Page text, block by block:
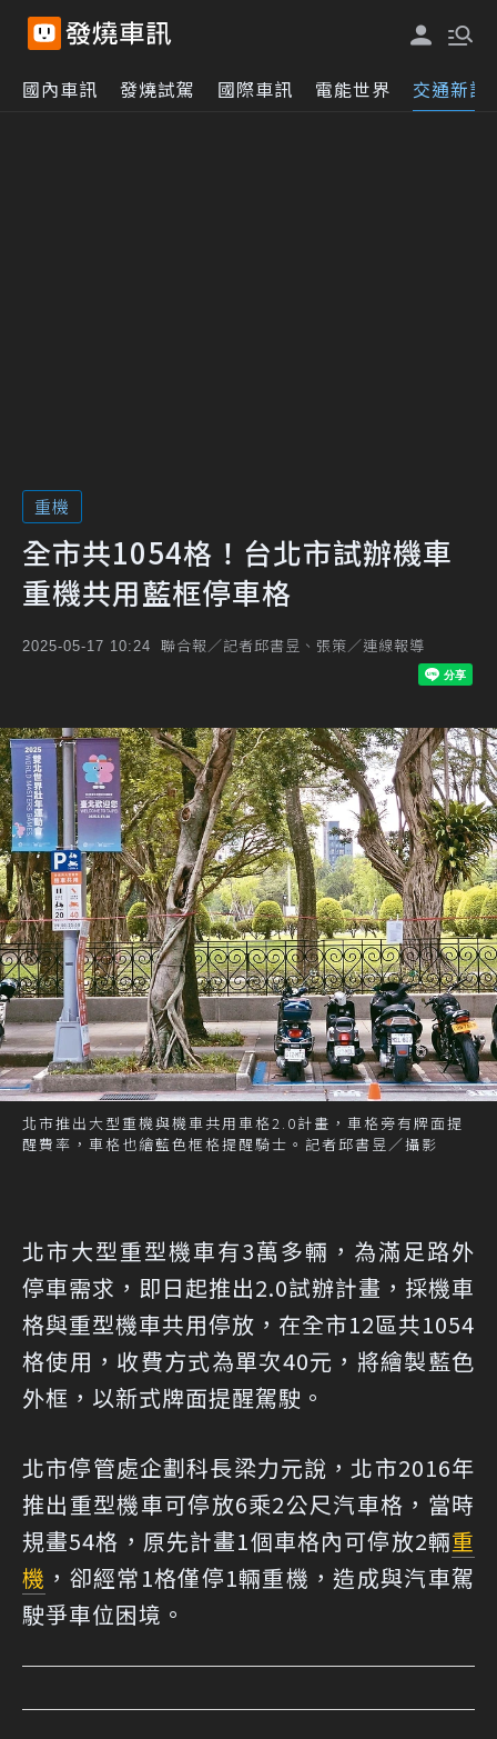
國內車訊 發燒試駕 國際車訊 電能世界 交通新訊
重機
全市共1054格！台北市試辦機車
重機共用藍框停車格
2025-05-17 10:24 聯合報／記者邱書昱、張策／連線報導
北市推出大型重機與機車共用車格2.0計畫，車格旁有牌面提
醒費率，車格也繪藍色框格提醒騎士。記者邱書昱／攝影
北市大型重型機車有3萬多輛，為滿足路外
停車需求，即日起推出2.0試辦計畫，採機車
格與重型機車共用停放，在全市12區共1054
格使用，收費方式為單次40元，將繪製藍色
外框，以新式牌面提醒駕駛。
北市停管處企劃科長梁力元說，北市2016年
推出重型機車可停放6乘2公尺汽車格，當時
規畫54格，原先計畫1個車格內可停放2輛重
機 ，卻經常1格僅停1輛重機，造成與汽車駕
駛爭車位困境。